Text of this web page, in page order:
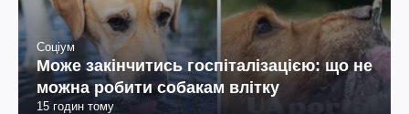
Соціум
Може закінчитись госпіталізацією: що не
можна робити собакам влітку
15 годин тому